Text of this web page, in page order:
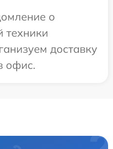
о
техники
доставку
офис.